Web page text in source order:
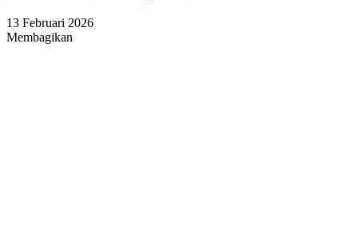
13 Februari 2026
Membagikan